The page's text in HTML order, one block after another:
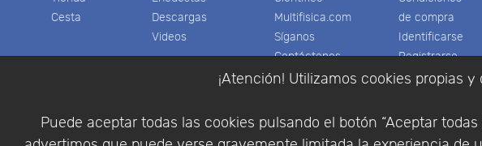
¡Atención! Utilizamos cookies propias
Puede aceptar todas las cookies pulsando el botón “Aceptar
Cesta
Descargas
Videos
Multifisica.com
Síganos
Contáctenos
Empresa
de compra
Identificarse
Registrarse